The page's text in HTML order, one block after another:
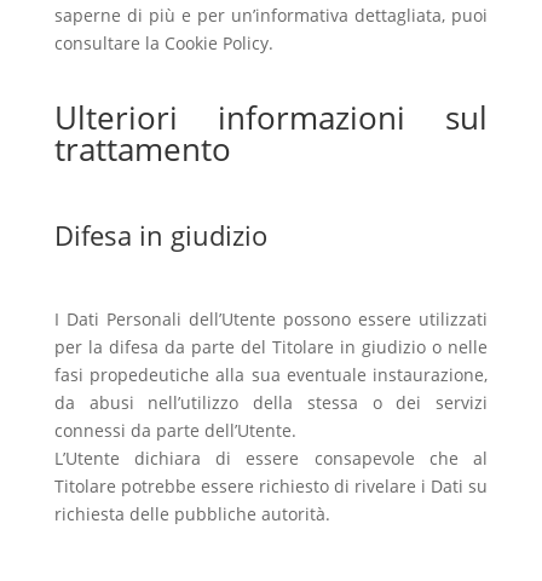
saperne di più e per un’informativa dettagliata, puoi
consultare la Cookie Policy.
Ulteriori informazioni sul
trattamento
Difesa in giudizio
I Dati Personali dell’Utente possono essere utilizzati
per la difesa da parte del Titolare in giudizio o nelle
fasi propedeutiche alla sua eventuale instaurazione,
da abusi nell’utilizzo della stessa o dei servizi
connessi da parte dell’Utente.
L’Utente dichiara di essere consapevole che al
Titolare potrebbe essere richiesto di rivelare i Dati su
richiesta delle pubbliche autorità.